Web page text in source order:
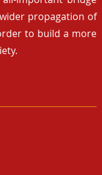
propagation of
to build a more